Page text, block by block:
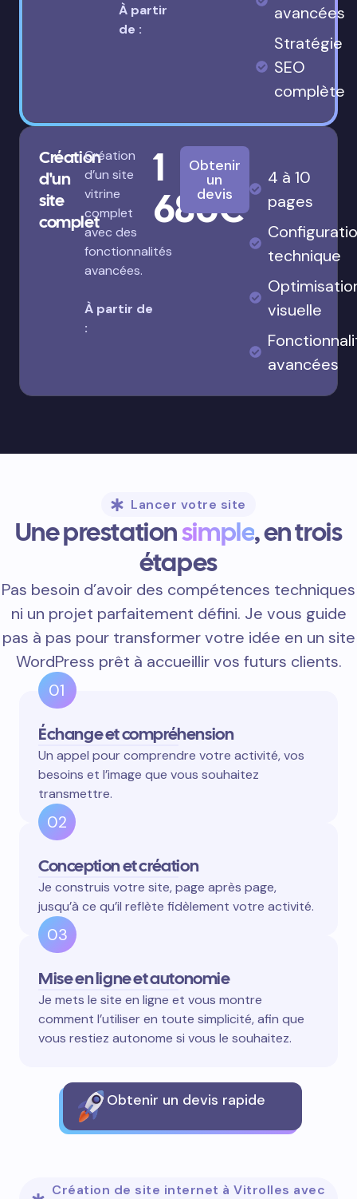
À partir
de :
avancées
Stratégie
SEO
complète
Création
d'un
site
complet
Création
d’un site
vitrine
complet
avec des
fonctionnalités
avancées.
À partir de
:
1
680€
Obtenir
un
devis
4 à 10
pages
technique
visuelle
avancées
Lancer votre site
Une prestationsimple, en trois
étapes
Pas besoin d’avoir des compétences techniques
ni un projet parfaitement défini. Je vous guide
pas à pas pour transformer votre idée en un site
WordPress prêt à accueillir vos futurs clients.
01
Échange et compréhension
Un appel pour comprendre votre activité, vos
besoins et l’image que vous souhaitez
transmettre.
02
Conception et création
Je construis votre site, page après page,
jusqu’à ce qu’il reflète fidèlement votre activité.
03
Mise en ligne et autonomie
Je mets le site en ligne et vous montre
comment l’utiliser en toute simplicité, afin que
vous restiez autonome si vous le souhaitez.
Obtenir un devis rapide
Création de site internet à Vitrolles avec